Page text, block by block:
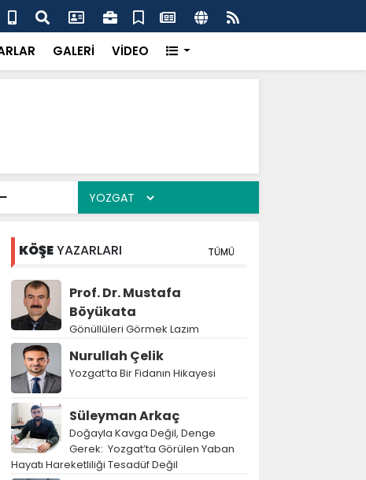
UMKE'ye övgü
GALERİ VİDEO
KÖŞEYAZARLARI TÜMÜ
Prof. Dr. Mustafa
Böyükata
Gönüllüleri Görmek Lazım
Nurullah Çelik
Yozgat’ta Bir Fidanın Hikayesi
Süleyman Arkaç
Doğayla Kavga Değil, Denge
Gerek: Yozgat’ta Görülen Yaban
Hayatı Hareketliliği Tesadüf Değil